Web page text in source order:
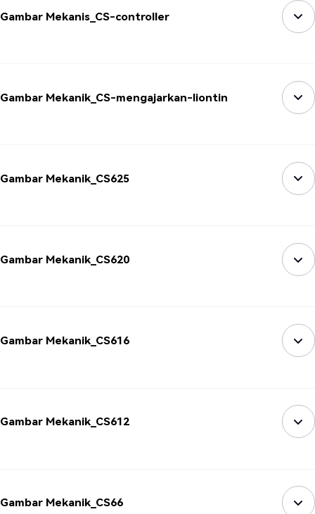
Gambar Mekanis_CS-controller
Gambar Mekanik_CS-mengajarkan-liontin
Gambar Mekanik_CS625
Gambar Mekanik_CS620
Gambar Mekanik_CS616
Gambar Mekanik_CS612
Gambar Mekanik_CS66